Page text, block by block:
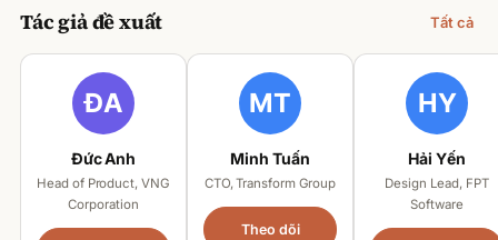
Tác giả đề xuất Tất cả
Đức Anh
Head of Product, VNG
Corporation
Minh Tuấn
CTO, Transform Group
Theo dõi
Hải Yến
Design Lead, FPT
Software